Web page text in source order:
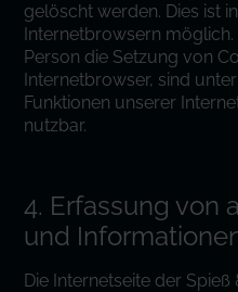
gelöscht werden. Dies ist
Internetbrowsern
Person die Setzung von
Internetbrowser, sind
Funktionen unserer
nutzbar.
4. Erfassung von
und
Die Internetseite der